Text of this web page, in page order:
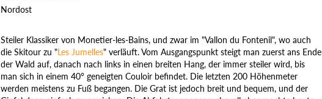
Nordost
Steiler Klassiker von Monetier-les-Bains, und zwar im "Vallon du Fontenil", wo auch
die Skitour zu "Les Jumelles" verläuft. Vom Ausgangspunkt steigt man zuerst ans Ende
der Wald auf, danach nach links in einen breiten Hang, der immer steiler wird, bis
man sich in einem 40° geneigten Couloir befindet. Die letzten 200 Höhenmeter
werden meistens zu Fuß begangen. Die Grat ist jedoch breit und bequem, und der